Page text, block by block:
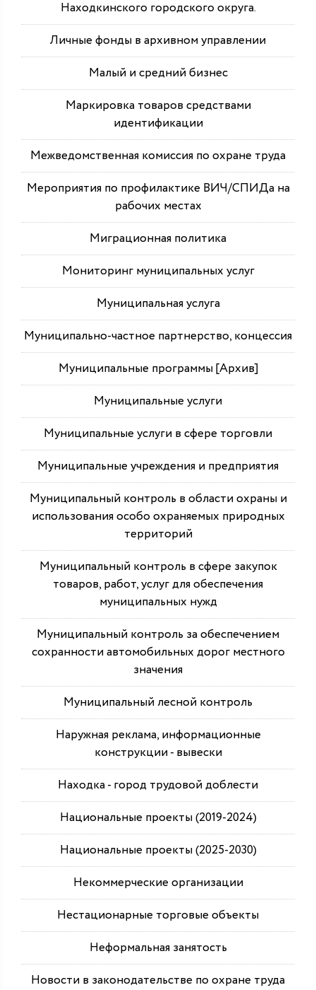
Находкинского городского округа.
Личные фонды в архивном управлении
Малый и средний бизнес
Маркировка товаров средствами
идентификации
Межведомственная комиссия по охране труда
Мероприятия по профилактике ВИЧ/СПИДа на
рабочих местах
Миграционная политика
Мониторинг муниципальных услуг
Муниципальная услуга
Муниципально-частное партнерство, концессия
Муниципальные программы [Архив]
Муниципальные услуги
Муниципальные услуги в сфере торговли
Муниципальные учреждения и предприятия
Муниципальный контроль в области охраны и
использования особо охраняемых природных
территорий
Муниципальный контроль в сфере закупок
товаров, работ, услуг для обеспечения
муниципальных нужд
Муниципальный контроль за обеспечением
сохранности автомобильных дорог местного
значения
Муниципальный лесной контроль
Наружная реклама, информационные
конструкции - вывески
Находка - город трудовой доблести
Национальные проекты (2019-2024)
Национальные проекты (2025-2030)
Некоммерческие организации
Нестационарные торговые объекты
Неформальная занятость
Новости в законодательстве по охране труда